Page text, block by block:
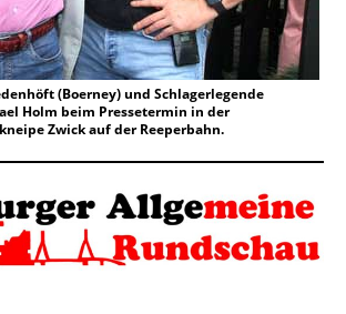
(Boerney) und Schlagerlegende
Holm beim Pressetermin in der
Zwick auf der Reeperbahn.